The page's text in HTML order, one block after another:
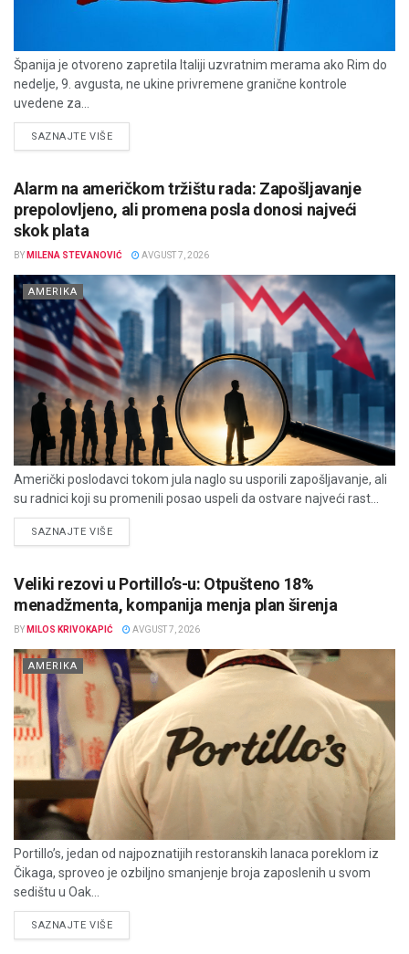
Španija je otvoreno zapretila Italiji uzvratnim merama ako Rim do
nedelje, 9. avgusta, ne ukine privremene granične kontrole
uvedene za...
SAZNAJTE VIŠEDETAILS
Alarm na američkom tržištu rada: Zapošljavanje
prepolovljeno, ali promena posla donosi najveći
skok plata
BY MILENA STEVANOVIĆ AVGUST 7, 2026
AMERIKA
Američki poslodavci tokom jula naglo su usporili zapošljavanje, ali
su radnici koji su promenili posao uspeli da ostvare najveći rast...
SAZNAJTE VIŠEDETAILS
Veliki rezovi u Portillo’s-u: Otpušteno 18%
menadžmenta, kompanija menja plan širenja
BY MILOS KRIVOKAPIĆ AVGUST 7, 2026
AMERIKA
Portillo’s, jedan od najpoznatijih restoranskih lanaca poreklom iz
Čikaga, sproveo je ozbiljno smanjenje broja zaposlenih u svom
sedištu u Oak...
SAZNAJTE VIŠEDETAILS